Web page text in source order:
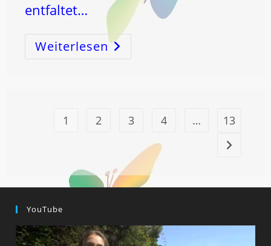
entfaltet…
WeiterlesenROSE
UND
HERZgesundheit!
1 2 3 4 … 13
Zur
YouTube